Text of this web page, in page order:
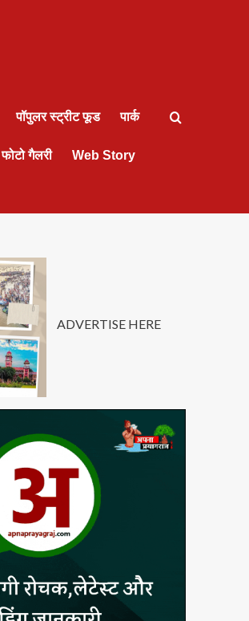
पॉपुलर स्ट्रीट फूड पार्क
फोटो गैलरी Web Story
ADVERTISE HERE